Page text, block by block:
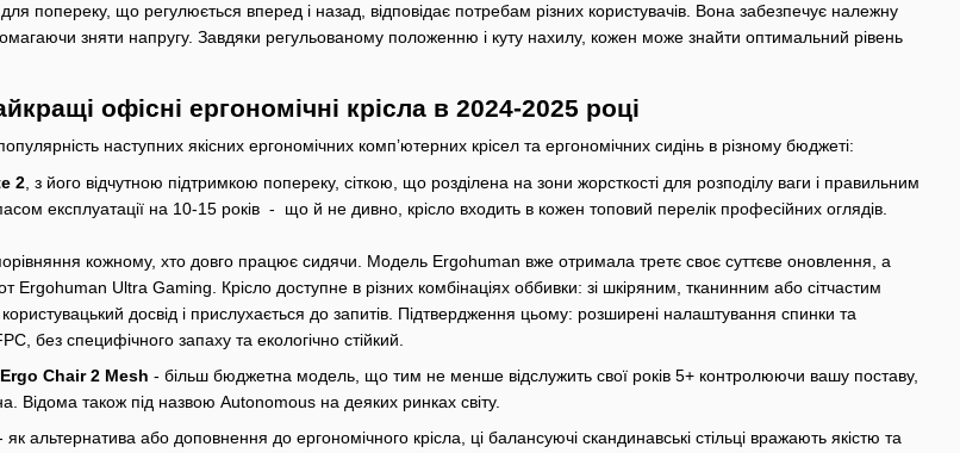
попереку, що регулюється вперед і назад, відповідає потребам різних користувачів. Вона забезпечує належну
зняти напругу. Завдяки регульованому положенню і куту нахилу, кожен може знайти оптимальний рівень
офісні ергономічні крісла в 2024-2025 році
наступних якісних ергономічних компʼютерних крісел та ергономічних сидінь в різному бюджеті:
2 , з його відчутною підтримкою попереку, сіткою, що розділена на зони жорсткості для розподілу ваги і правильним
експлуатації на 10-15 років - що й не дивно, крісло входить в кожен топовий перелік професійних оглядів.
кожному, хто довго працює сидячи. Модель Ergohuman вже отримала третє своє суттєве оновлення, а
Ergohuman Ultra Gaming. Крісло доступне в різних комбінаціях оббивки: зі шкіряним, тканинним або сітчастим
досвід і прислухається до запитів. Підтвердження цьому: розширені налаштування спинки та
без специфічного запаху та екологічно стійкий.
Chair 2 Mesh - більш бюджетна модель, що тим не менше відслужить свої років 5+ контролюючи вашу поставу,
Відома також під назвою Autonomous на деяких ринках світу.
як альтернатива або доповнення до ергономічного крісла, ці балансуючі скандинавські стільці вражають якістю та